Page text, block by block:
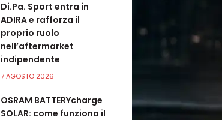
Di.Pa. Sport entra in
ADIRA e rafforza il
proprio ruolo
nell’aftermarket
indipendente
7 AGOSTO 2026
OSRAM BATTERYcharge
SOLAR: come funziona il